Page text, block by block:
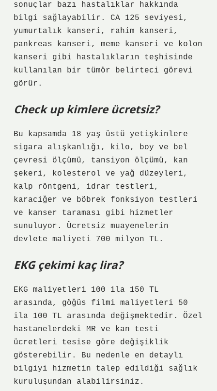
sonuçlar bazı hastalıklar hakkında
bilgi sağlayabilir. CA 125 seviyesi,
yumurtalık kanseri, rahim kanseri,
pankreas kanseri, meme kanseri ve kolon
kanseri gibi hastalıkların teşhisinde
kullanılan bir tümör belirteci görevi
görür.
Check up kimlere ücretsiz?
Bu kapsamda 18 yaş üstü yetişkinlere
sigara alışkanlığı, kilo, boy ve bel
çevresi ölçümü, tansiyon ölçümü, kan
şekeri, kolesterol ve yağ düzeyleri,
kalp röntgeni, idrar testleri,
karaciğer ve böbrek fonksiyon testleri
ve kanser taraması gibi hizmetler
sunuluyor. Ücretsiz muayenelerin
devlete maliyeti 700 milyon TL.
EKG çekimi kaç lira?
EKG maliyetleri 100 ila 150 TL
arasında, göğüs filmi maliyetleri 50
ila 100 TL arasında değişmektedir. Özel
hastanelerdeki MR ve kan testi
ücretleri tesise göre değişiklik
gösterebilir. Bu nedenle en detaylı
bilgiyi hizmetin talep edildiği sağlık
kuruluşundan alabilirsiniz.